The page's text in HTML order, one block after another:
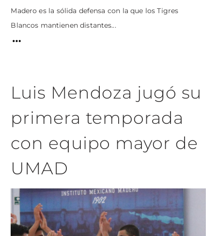
Madero es la sólida defensa con la que los Tigres
Blancos mantienen distantes...
Luis Mendoza jugó su
primera temporada
con equipo mayor de
UMAD